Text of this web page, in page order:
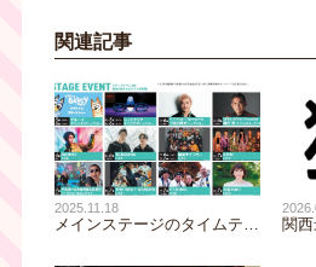
関連記事
2025.11.18
メインステージのタイムテー
関